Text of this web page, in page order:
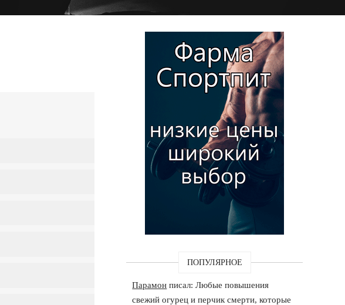
ПОПУЛЯРНОЕ
Парамон писал: Любые повышения
свежий огурец и перчик смерти, которые